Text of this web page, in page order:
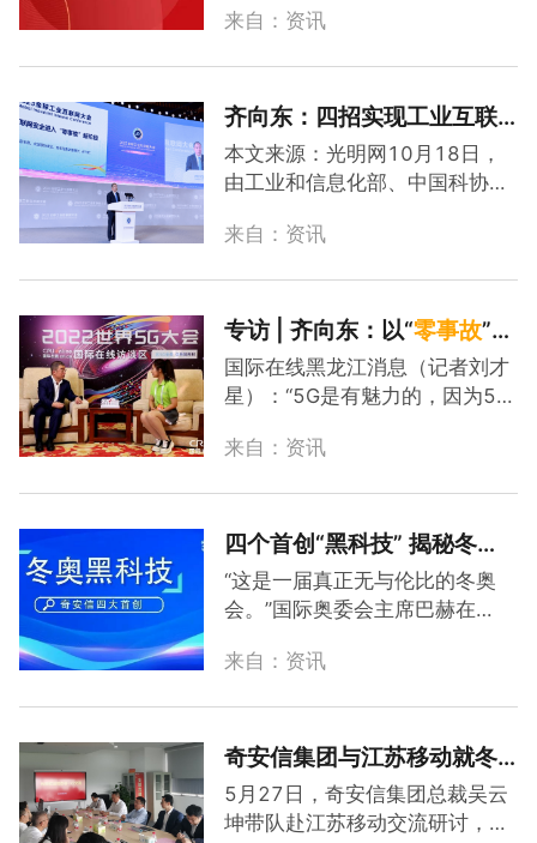
坛“雄安智能城市分论坛”上，全
齐向东表示，网络安全是智能城
市的生命线，雄安新区领跑智能
城市建设...
爱凌莫属，无论是勇夺两金一银
余饭后津津乐道的话题；赛场之
外，那一定是白白胖胖的冰墩墩
了，其火爆程度使得“一户一
墩”的美好愿望和“一墩难求”的骨
感现实形成了鲜明的对比。除此
对陌生一些，但也绝对配得上“顶
流”一词：它们承载着冬奥会相关
信息...
来自：资讯
齐向东：四招实现工业互联
网安全“零 事故”
本文来源：光明网10月18日，
由工业和信息化部、中国科协和
业互联网大会在沈阳拉开帷幕。
中国科学技术协会专职副主席、
书记处书记孟庆海为开幕式致
辞。中国工程院院士周济、高金
吉，中国科学院院士尹浩，中欧
数字联盟创始人、主席昆特·克里
所研究员、机器人学国家重点实
验室主任于海滨，德国国家科学
与工.
来自：资讯
专访 | 齐向东：以“零事故”为
目标，护航5G融入千行百
业，筑牢安全底板
国际在线黑龙江消息（记者刘才
星）：“5G是有魅力的，因为5G
经济时代的生产力网。同时，5G
就会影响5G产业的发展速度。”8
月10日，奇安信集团董事长齐向
东在国际在线访谈区接受专访时
表示，尽管5G网络技术推动了中
国数字经济产业发展，但也面临
团董事长齐向东接受专访摄影吕
岩当前物联网设备屡遭...
来自：资讯
四个首创“黑科技” 揭秘冬奥
网络安全保障“零事故”的背后
“这是一届真正无与伦比的冬奥
会。”国际奥委会主席巴赫在
示，“奥林匹克精神之所以如此闪
式新华社记者曹灿摄冬奥会，是
各国冰雪健儿的比赛场，也是前
沿科技的竞技场。跨度百余公里
来自：资讯
奇安信集团与江苏移动就冬
奥网络安全“零事故”经验进行
交流研讨
5月27日，奇安信集团总裁吴云
坤带队赴江苏移动交流研讨，与